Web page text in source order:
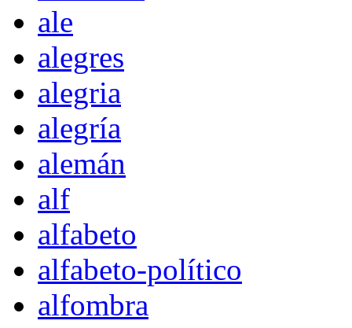
ale
alegres
alegria
alegría
alemán
alf
alfabeto
alfabeto-político
alfombra